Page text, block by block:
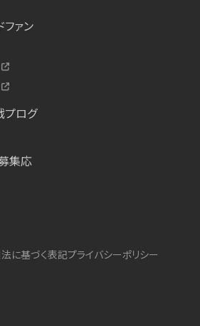
ァン
プログ
集応
に基づく表記プライバシーポリシー